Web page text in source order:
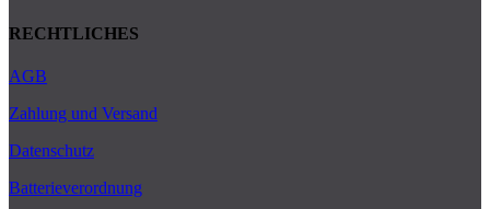
RECHTLICHES
AGB
Zahlung und Versand
Datenschutz
Batterieverordnung